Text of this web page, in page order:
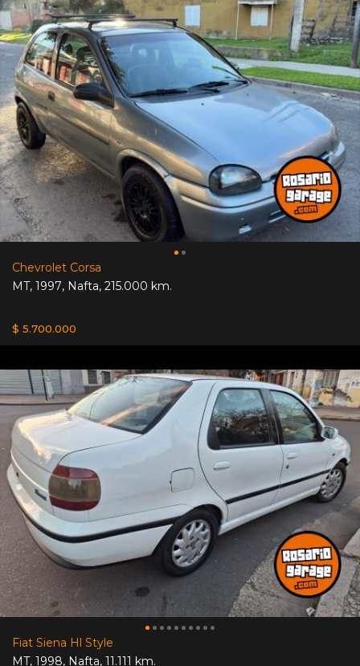
Chevrolet Corsa
MT, 1997, Nafta, 215.000 km.
$ 5.700.000
Fiat Siena Hl Style
MT, 1998, Nafta, 11.111 km.